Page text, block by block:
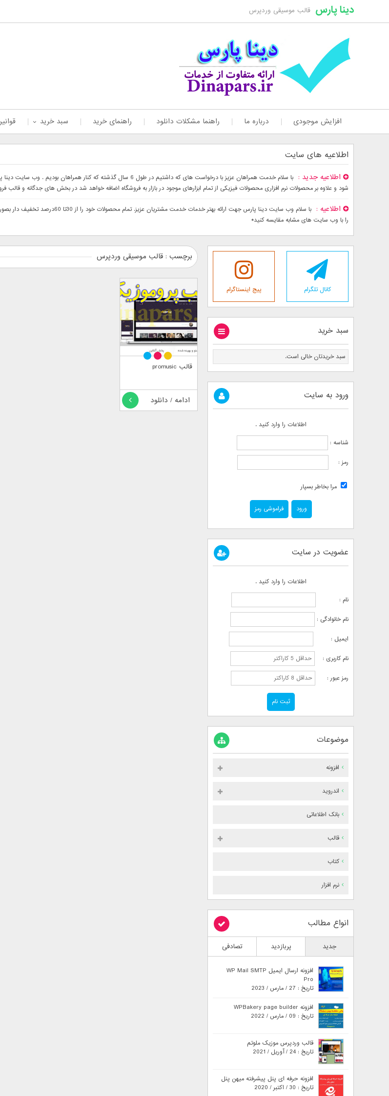
دینا پارس قالب موسیقی وردپرس
افزایش موجودی درباره ما راهنما مشکلات دانلود راهنمای خرید سبد خرید
اطلاعیه های سایت
اطلاعیه جدید
با سلام خدمت همراهان عزیز با درخواست های که داشتیم در طول 6 سال
شود و علاوه بر محصولات نرم افزاری محصولات فیزیکی از تمام ابزارهای موجود در بازار به فروشگاه اضافه خواهد شد در بخش های جدگانه و قالب
اطلاعیه
با سلام وب سایت دینا پارس جهت ارائه
را با وب سایت های مشابه مقایسه کنید*
برچسب : قالب موسیقی وردپرس
قالب promusic
ادامه / دانلود
کانال تلگرام پیج اینستاگرام
سبد خرید
سبد خریدتان خالی است.
ورود به سایت
اطلاعات را وارد کنید .
شناسه :
رمز :
مرا بخاطر بسپار
فراموشی رمز
عضویت در سایت
اطلاعات را وارد کنید .
نام :
نام خانوادگی :
ایمیل :
نام کاربری :
رمز عبور :
موضوعات
افزونه
اندروید
بانک اطلاعاتی
قالب
کتاب
نرم افزار
انواع مطالب
جدید پربازدید تصادفی
افزونه ارسال ایمیل WP Mail SMTP
Pro
تاریخ : 27 / مارس / 2023
افزونه WPBakery page builder
تاریخ : 09 / مارس / 2022
قالب وردپرس موزیک ملوتم
تاریخ : 24 / آوریل / 2021
افزونه حرفه ای پنل پیشرفته میهن پنل
تاریخ : 30 / اکتبر / 2020